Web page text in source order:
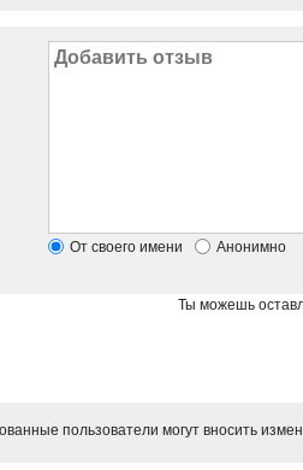
От своего имени Анонимно
Ты можешь
пользователи могут вносить